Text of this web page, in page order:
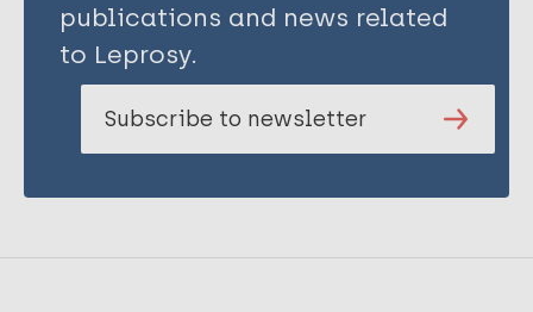
publications and news related
to Leprosy.
Subscribe to newsletter